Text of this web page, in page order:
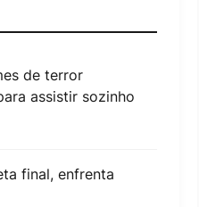
de terror
assistir sozinho
final, enfrenta